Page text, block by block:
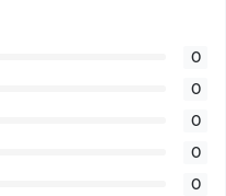
0
0
0
0
0